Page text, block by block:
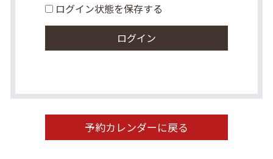
ログイン状態を保存する
予約カレンダーに戻る